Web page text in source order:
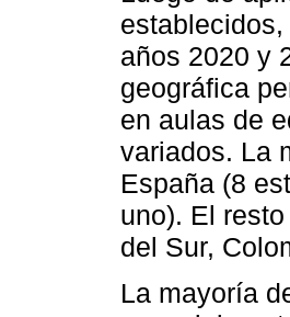
años 2020 y
geográfica
en aulas de
variados. La
España (8
uno). El
del Sur,
La mayoría